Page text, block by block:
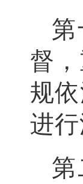
督
规
进